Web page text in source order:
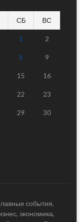
СБ ВС
1 2
8 9
15 16
22 23
29 30
события,
экономика,